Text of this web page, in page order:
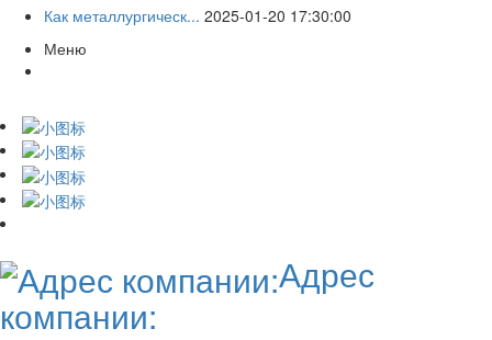
Как металлургическ... 2025-01-20 17:30:00
Меню
Адрес
компании: